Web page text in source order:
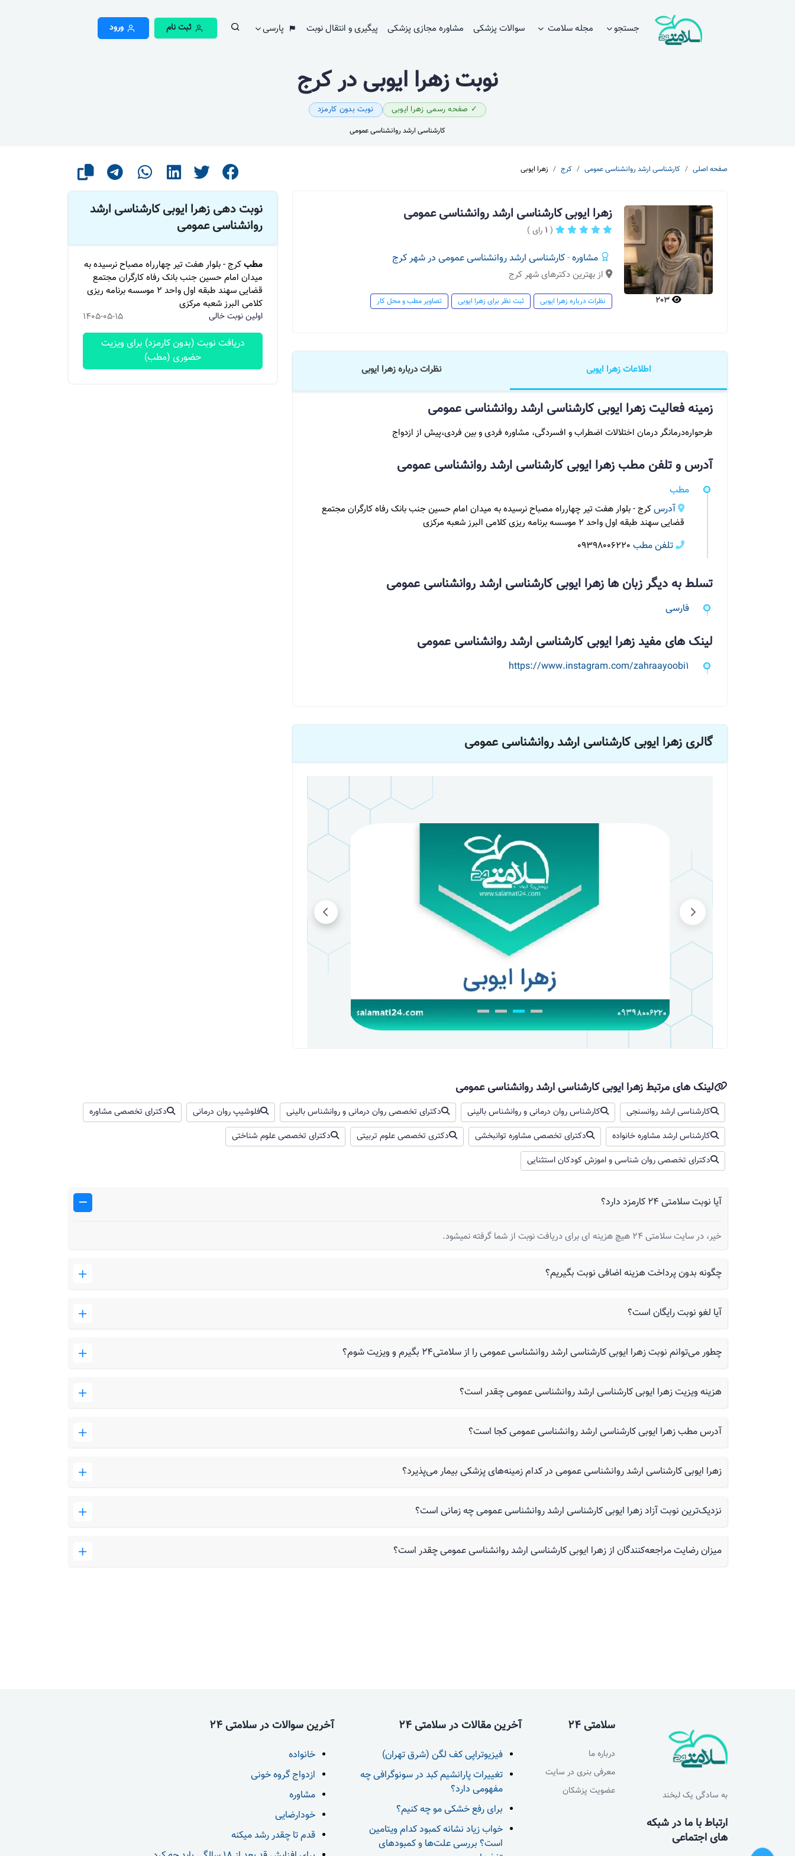
جستجو مجله سلامت سوالات پزشکی مشاوره مجازی پزشکی پیگیری و انتقال نوبت پارسی ثبت نام ورود
نوبت زهرا ایوبی در کرج
✓ صفحه رسمی زهرا ایوبی نوبت بدون کارمزد
کارشناسی ارشد روانشناسی عمومی
صفحه اصلی کارشناسی ارشد روانشناسی عمومی کرج زهرا ایوبی
زهرا ایوبی کارشناسی ارشد روانشناسی عمومی
(
1 رای )
مشاوره-کارشناسی ارشد روانشناسی عمومی در شهر کرج
از بهترین دکترهای شهر کرج
نظرات درباره زهرا ایوبی ثبت نظر برای زهرا ایوبی تصاویر مطب و محل کار
اطلاعات زهرا ایوبی نظرات درباره زهرا ایوبی
زمینه فعالیت زهرا ایوبی کارشناسی ارشد روانشناسی عمومی
طرحواره‌درمانگر درمان اختلالات اضطراب و افسردگی، مشاوره فردی و بین فردی،پیش از ازدواج
آدرس و تلفن مطب زهرا ایوبی کارشناسی ارشد روانشناسی عمومی
مطب
آدرسکرج - بلوار هفت تیر چهارراه مصباح نرسیده به میدان امام حسین جنب بانک رفاه کارگران مجتمع
قضایی سهند طبقه اول واحد ۲ موسسه برنامه ریزی کلامی البرز شعبه مرکزی
تلفن مطب
تسلط به دیگر زبان ها زهرا ایوبی کارشناسی ارشد روانشناسی عمومی
فارسی
لینک های مفید زهرا ایوبی کارشناسی ارشد روانشناسی عمومی
https://www.instagram.com/zahraayoobi1
گالری زهرا ایوبی کارشناسی ارشد روانشناسی عمومی
نوبت دهی زهرا ایوبی کارشناسی ارشد
روانشناسی عمومی
مطبکرج - بلوار هفت تیر چهارراه مصباح نرسیده به
میدان امام حسین جنب بانک رفاه کارگران مجتمع
قضایی سهند طبقه اول واحد ۲ موسسه برنامه ریزی
کلامی البرز شعبه مرکزی
اولین نوبت خالی 1405-05-15
دریافت نوبت (بدون کارمزد) برای ویزیت
حضوری (مطب)
لینک های مرتبط زهرا ایوبی کارشناسی ارشد روانشناسی عمومی
کارشناسی ارشد روانسنجی کارشناس روان درمانی و روانشناس بالینی دکترای تخصصی روان درمانی و روانشناس بالینی فلوشیپ روان‌ درمانی
دکترای تخصصی مشاوره
کارشناس ارشد مشاوره خانواده
دکترای تخصصی مشاوره توانبخشی دکتری تخصصی علوم تربیتی
دکترای تخصصی علوم شناختی
دکترای تخصصی روان شناسی و اموزش کودکان استثنایی
آیا نوبت سلامتی 24 کارمزد دارد؟
خیر، در سایت سلامتی 24 هیچ هزینه ای برای دریافت نوبت از شما گرفته نمیشود.
چگونه بدون پرداخت هزینه اضافی نوبت بگیریم؟
آیا لغو نوبت رایگان است؟
چطور می‌توانم نوبت زهرا ایوبی کارشناسی ارشد روانشناسی عمومی را از سلامتی۲۴ بگیرم و ویزیت شوم؟
هزینه ویزیت زهرا ایوبی کارشناسی ارشد روانشناسی عمومی چقدر است؟
آدرس مطب زهرا ایوبی کارشناسی ارشد روانشناسی عمومی کجا است؟
زهرا ایوبی کارشناسی ارشد روانشناسی عمومی در کدام زمینه‌های پزشکی بیمار می‌پذیرد؟
نزدیک‌ترین نوبت آزاد زهرا ایوبی کارشناسی ارشد روانشناسی عمومی چه زمانی است؟
میزان رضایت مراجعه‌کنندگان از زهرا ایوبی کارشناسی ارشد روانشناسی عمومی چقدر است؟
به سادگی یک لبخند
ارتباط با ما در شبکه
های اجتماعی
سلامتی 24
درباره ما
معرفی بنری در سایت
عضویت پزشکان
آخرین مقالات در سلامتی 24
فیزیوتراپی کف لگن (شرق تهران)
تغییرات پارانشیم کبد در سونوگرافی چه
مفهومی دارد؟
برای رفع خشکی مو چه کنیم؟
خواب زیاد نشانه کمبود کدام ویتامین
است؟ بررسی علت‌ها و کمبودهای
آخرین سوالات در سلامتی 24
خانواده
ازدواج گروه خونی
مشاوره
خودارضایی
قدم تا چقدر رشد میکنه